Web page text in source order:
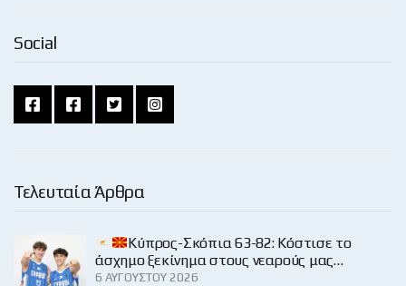
Social
Τελευταία Άρθρα
Κύπρος-Σκόπια 63-82: Κόστισε το
άσχημο ξεκίνημα στους νεαρούς μας…
6 ΑΥΓΟΎΣΤΟΥ 2026